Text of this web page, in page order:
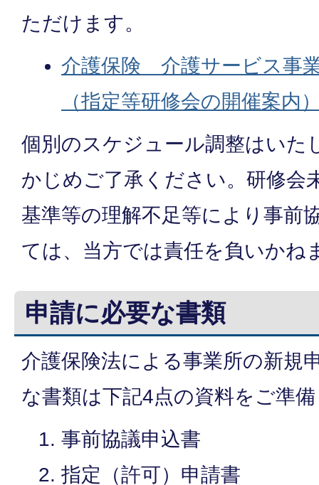
ただけます。
介護保険 介護サービス事
（指定等研修会の開催案内
個別のスケジュール調整はいた
かじめご了承ください。研修会
基準等の理解不足等により事前
ては、当方では責任を負いかね
申請に必要な書類
介護保険法による事業所の新規
な書類は下記4点の資料をご準
事前協議申込書
指定（許可）申請書